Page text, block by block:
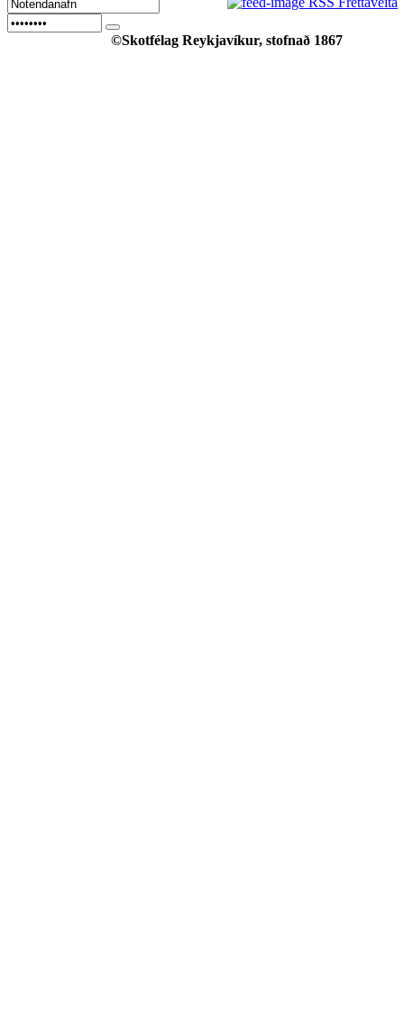
©Skotfélag Reykjavíkur, stofnað 1867